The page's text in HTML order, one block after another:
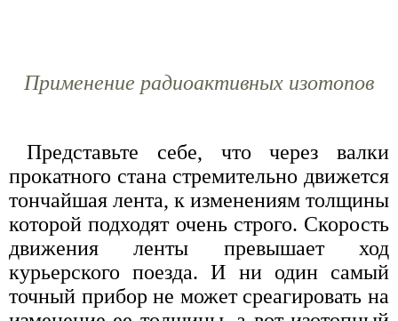
Применение радиоактивных изотопов
Представьте себе, что через валки
прокатного стана стремительно движется
тончайшая лента, к изменениям толщины
которой подходят очень строго. Скорость
движения ленты превышает ход
курьерского поезда. И ни один самый
точный прибор не может среагировать на